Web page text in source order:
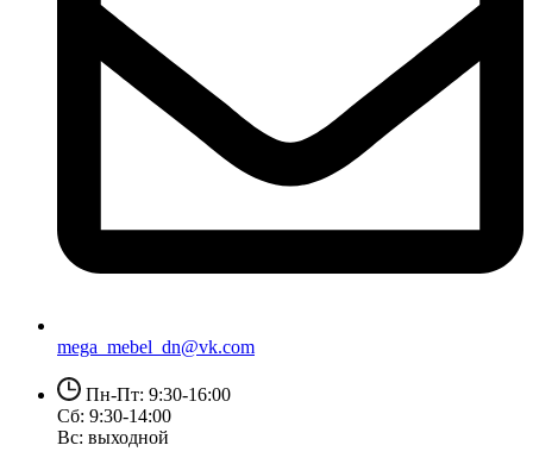
mega_mebel_dn@vk.com
Пн-Пт: 9:30-16:00
Сб: 9:30-14:00
Вс: выходной